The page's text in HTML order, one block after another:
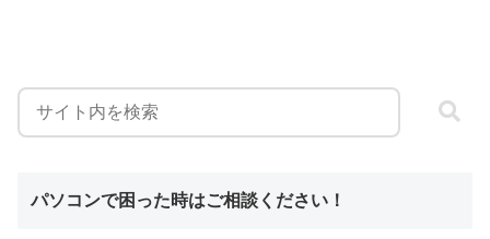
パソコンで困った時はご相談ください！